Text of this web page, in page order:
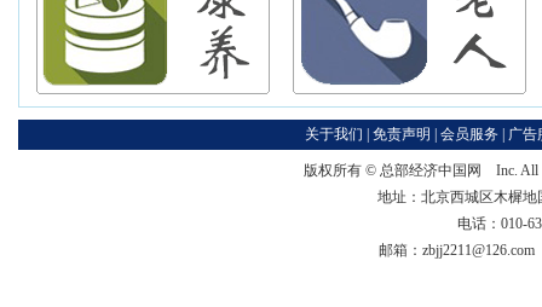
关于我们 免责声明 会员服务 广告
版权所有 © 总部经济中国网
Inc. All
地址：北京西城区木樨
电话：010-
邮箱：